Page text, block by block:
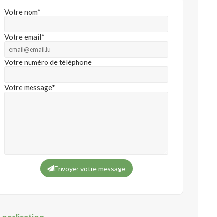
Votre nom*
Votre email*
Votre numéro de téléphone
Votre message*
Envoyer votre message